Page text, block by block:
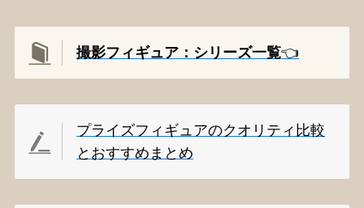
撮影フィギュア：シリーズ一覧👈️
プライズフィギュアのクオリティ比較
とおすすめまとめ